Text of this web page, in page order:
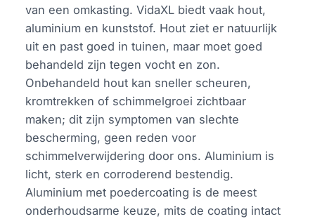
van een omkasting. VidaXL biedt vaak hout,
aluminium en kunststof. Hout ziet er natuurlijk
uit en past goed in tuinen, maar moet goed
behandeld zijn tegen vocht en zon.
Onbehandeld hout kan sneller scheuren,
kromtrekken of schimmelgroei zichtbaar
maken; dit zijn symptomen van slechte
bescherming, geen reden voor
schimmelverwijdering door ons. Aluminium is
licht, sterk en corroderend bestendig.
Aluminium met poedercoating is de meest
onderhoudsarme keuze, mits de coating intact